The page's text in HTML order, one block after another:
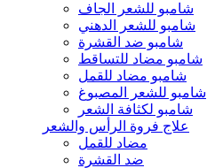
شامبو للشعر الجاف
شامبو للشعر الدهني
شامبو ضد القشرة
شامبو مضاد للتساقط
شامبو مضاد للقمل
شامبو للشعر المصبوغ
شامبو لكثافة الشعر
علاج فروة الرأس والشعر
مضاد للقمل
ضد القشرة